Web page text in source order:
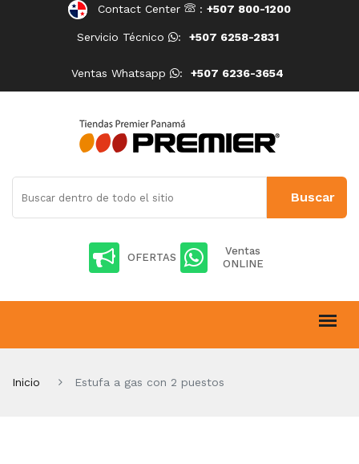
Contact Center : +507 800-1200
Servicio Técnico : +507 6258-2831
Ventas Whatsapp : +507 6236-3654
OFERTAS
Ventas
ONLINE
Inicio Estufa a gas con 2 puestos